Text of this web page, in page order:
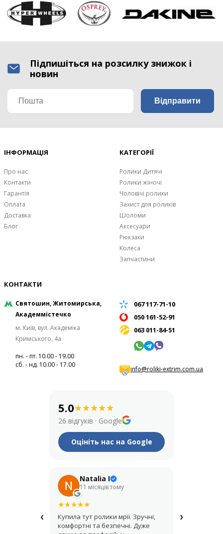
Підпишіться на розсилку знижок і
новин
ІНФОРМАЦІЯ
Про нас
Контакти
Гарантія
Оплата
Доставка
Блог
КАТЕГОРІЇ
Ролики Дитячі
Ролики жіночі
Чоловічі ролики
Захист для роликів
Шоломи
Аксесуари
Рюкзаки
Колеса
Запчастини
КОНТАКТИ
Святошин, Житомирська,
Академмістечко
м. Київ, вул. Академіка
Кримського, 4а
пн. - пт. 10.00 - 19.00
сб. - нд. 10.00 - 17.00
067 117-71-10
050 161-52-91
063 011-84-51
info@roliki-extrim.com.ua
5.0★★★★★
26 відгуків · Google
Оцініть нас на Google
‹
Natalia I
11 місяців тому
★★★★★
Купила тут ролики мрії. Зручні,
комфортні та безпечні. Дуже
›